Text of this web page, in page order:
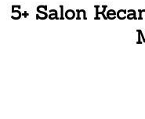
5+ Salon